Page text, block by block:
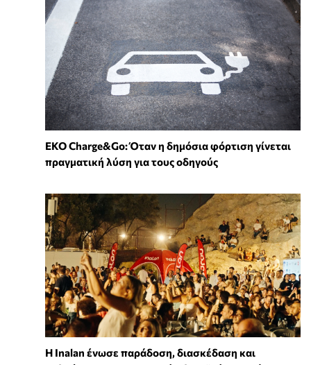
EKO Charge&Go: Όταν η δημόσια φόρτιση γίνεται
πραγματική λύση για τους οδηγούς
Η Inalan ένωσε παράδοση, διασκέδαση και